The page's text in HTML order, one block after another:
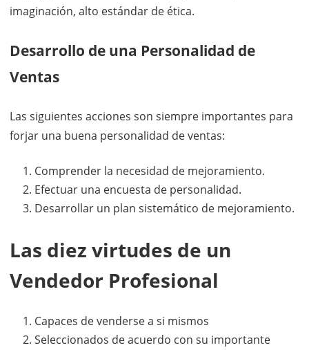
imaginación, alto estándar de ética.
Desarrollo de una Personalidad de
Ventas
Las siguientes acciones son siempre importantes para
forjar una buena personalidad de ventas:
Comprender la necesidad de mejoramiento.
Efectuar una encuesta de personalidad.
Desarrollar un plan sistemático de mejoramiento.
Las diez virtudes de un
Vendedor Profesional
Capaces de venderse a si mismos
Seleccionados de acuerdo con su importante